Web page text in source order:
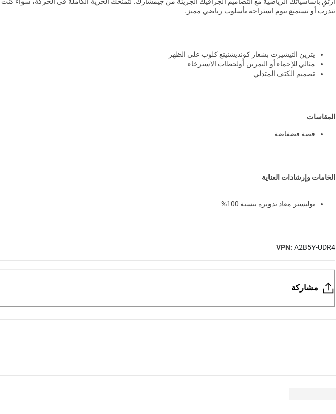
تتدرب أو تستمتع بيوم استراحة بأسلوب رياضي مميز.
يتزين التيشيرت بشعار كونديشنينغ كلوب على الظهر
مثالي للإحماء أو التمرين أولحظات الاسترخاء
تصميم الكتف المتدلي
المقاسات
قصة فضفاضة
الخامات وإرشادات العناية
بوليستر معاد تدويره بنسبة 100%
VPN: A2B5Y-UDR4
مشاركة